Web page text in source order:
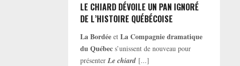
LE CHIARD DÉVOILE UN PAN IGNORÉ
DE L’HISTOIRE QUÉBÉCOISE
La Bordée etLa Compagnie dramatique
du Québec s’unissent de nouveau pour
présenterLe chiard [...]